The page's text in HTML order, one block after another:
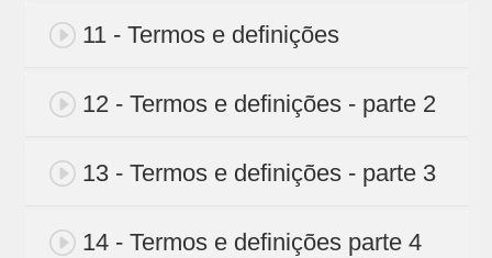
11 - Termos e definições
12 - Termos e definições - parte 2
13 - Termos e definições - parte 3
14 - Termos e definições parte 4